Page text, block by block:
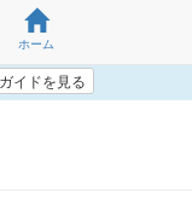
ホーム
ガイドを見る